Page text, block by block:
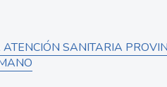
SANITARIA